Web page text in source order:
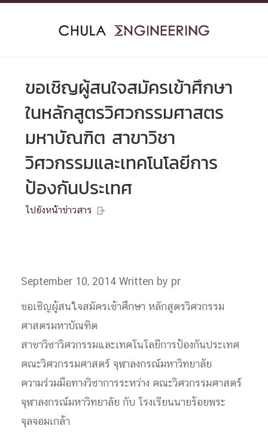
Skip
ขอเชิญผู้สนใจสมัครเข้าศึกษา
ในหลักสูตรวิศวกรรมศาสตร
มหาบัณฑิต สาขาวิชา
วิศวกรรมและเทคโนโลยีการ
ป้องกันประเทศ
ไปยังหน้าข่าวสาร 
September 10, 2014Written by pr
ขอเชิญผู้สนใจสมัครเข้าศึกษา หลักสูตรวิศวกรรม
ศาสตรมหาบัณฑิต
สาขาวิชาวิศวกรรมและเทคโนโลยีการป้องกันประเทศ
คณะวิศวกรรมศาสตร์ จุฬาลงกรณ์มหาวิทยาลัย
ความร่วมมือทางวิชาการระหว่าง คณะวิศวกรรมศาสตร์
จุฬาลงกรณ์มหาวิทยาลัย กับ โรงเรียนนายร้อยพระ
จุลจอมเกล้า